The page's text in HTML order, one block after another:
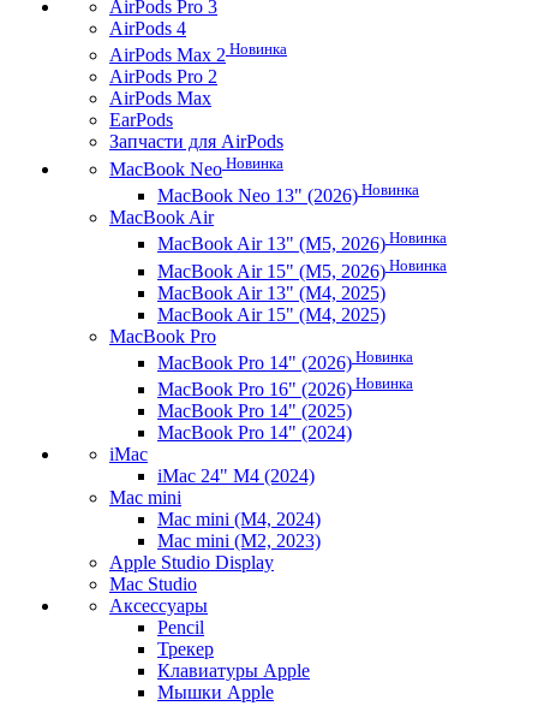
AirPods Pro 3
AirPods 4
AirPods Max 2 Новинка
AirPods Pro 2
AirPods Max
EarPods
Запчасти для AirPods
MacBook Neo Новинка
MacBook Neo 13" (2026) Новинка
MacBook Air
MacBook Air 13" (M5, 2026) Новинка
MacBook Air 15" (M5, 2026) Новинка
MacBook Air 13" (M4, 2025)
MacBook Air 15" (M4, 2025)
MacBook Pro
MacBook Pro 14" (2026) Новинка
MacBook Pro 16" (2026) Новинка
MacBook Pro 14" (2025)
MacBook Pro 14" (2024)
iMac
iMac 24" M4 (2024)
Mac mini
Mac mini (M4, 2024)
Mac mini (M2, 2023)
Apple Studio Display
Mac Studio
Аксессуары
Pencil
Трекер
Клавиатуры Apple
Мышки Apple